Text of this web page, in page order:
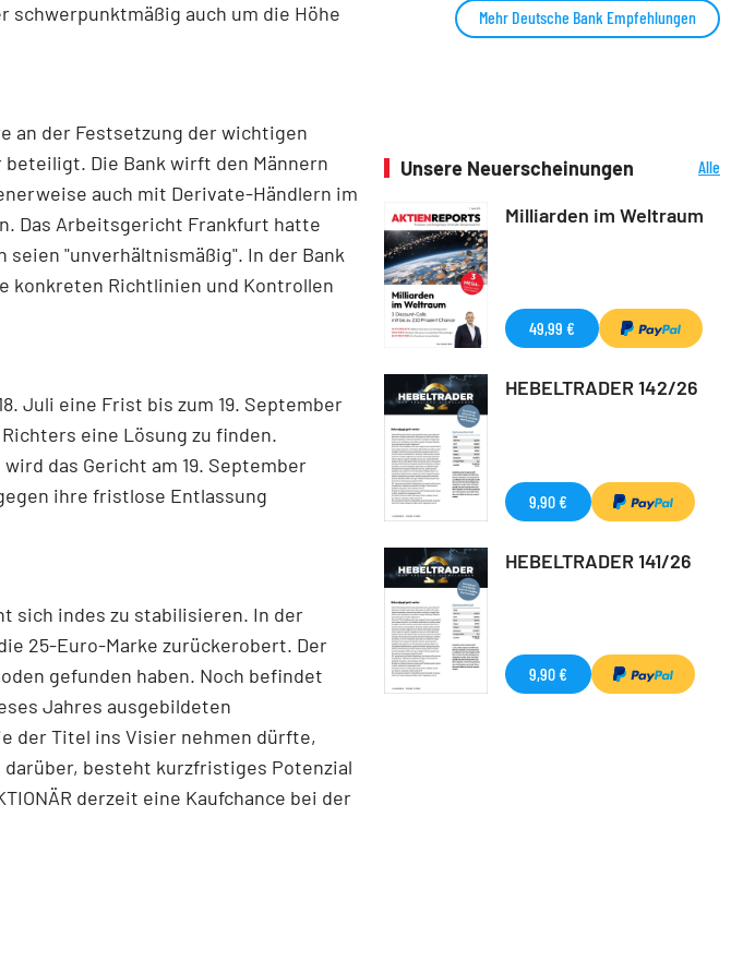
schwerpunktmäßig auch um die Höhe
an der Festsetzung der wichtigen
Die Bank wirft den Männern
auch mit Derivate-Händlern im
Das Arbeitsgericht Frankfurt hatte
"unverhältnismäßig". In der Bank
konkreten Richtlinien und Kontrollen
Juli eine Frist bis zum 19. September
eine Lösung zu finden.
das Gericht am 19. September
ihre fristlose Entlassung
sich indes zu stabilisieren. In der
25-Euro-Marke zurückerobert. Der
gefunden haben. Noch befindet
Jahres ausgebildeten
der Titel ins Visier nehmen dürfte,
besteht kurzfristiges Potenzial
derzeit eine Kaufchance bei der
Mehr Deutsche Bank Empfehlungen
Unsere Neuerscheinungen
Alle
Milliarden im Weltraum
49,99 €
HEBELTRADER 142/26
9,90 €
HEBELTRADER 141/26
9,90 €